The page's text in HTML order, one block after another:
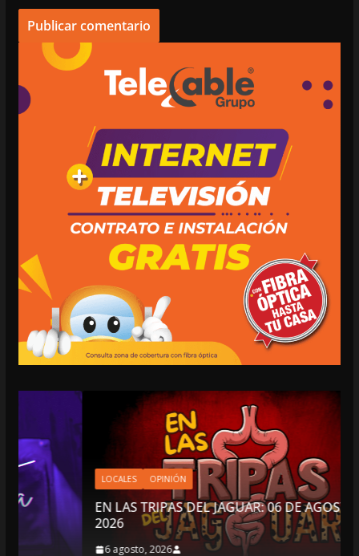
LOCALES OPINIÓN
EN LAS TRIPAS DEL JAGUAR: 06 DE AGOSTO DE
2026
6 agosto, 2026